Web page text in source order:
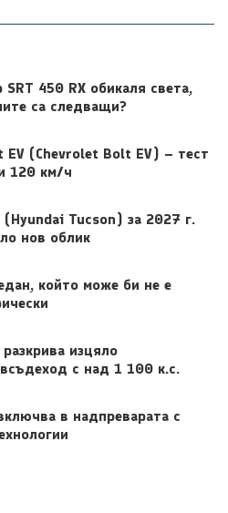
450 RX обикаля света,
са следващи?
(Chevrolet Bolt EV) – тест
120 км/ч
Tucson) за 2027 г.
нов облик
който може би не е
изцяло
с над 1 100 к.с.
в надпреварата с